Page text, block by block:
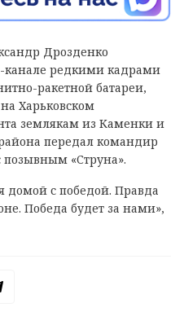
Дрозденко
-канале редкими кадрами
ракетной батареи,
Харьковском
землякам из Каменки и
передал командир
позывным «Струна».
домой с победой. Правда
Победа будет за нами»,